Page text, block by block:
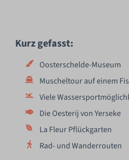
Kurz gefasst:
Oosterschelde-Museum
Muscheltour auf einem
Viele
Die Oesterij von Yerseke
La Fleur Pflückgarten
Rad- und Wanderrouten